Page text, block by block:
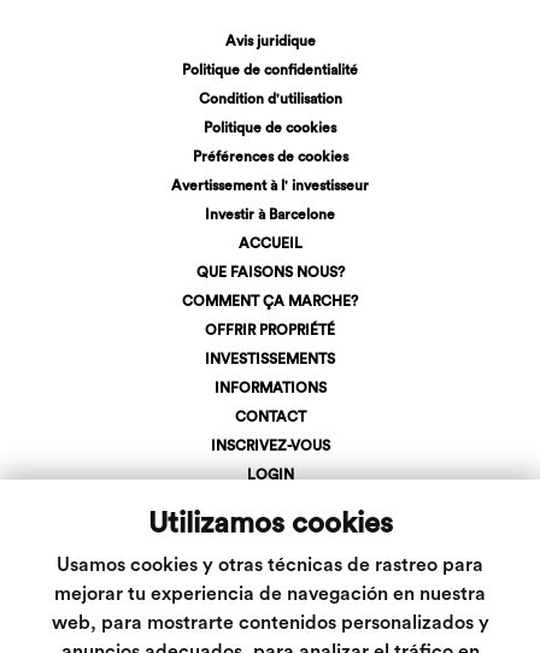
Utilizamos cookies
Usamos cookies y otras técnicas de rastreo para
mejorar tu experiencia de navegación en nuestra
web, para mostrarte contenidos personalizados y
Avis juridique
Politique de confidentialité
Condition d'utilisation
Politique de cookies
Préférences de cookies
Avertissement à l' investisseur
Investir à Barcelone
ACCUEIL
QUE FAISONS NOUS?
COMMENT ÇA MARCHE?
OFFRIR PROPRIÉTÉ
INVESTISSEMENTS
INFORMATIONS
CONTACT
INSCRIVEZ-VOUS
LOGIN
info@inveslar.com
Suivez-nous